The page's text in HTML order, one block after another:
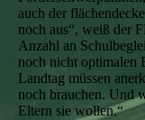
auch der
noch aus“, weiß der
Anzahl an
noch nicht optimalen
Landtag müssen
noch brauchen. Und
Eltern sie wollen.“